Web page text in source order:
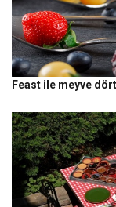
Feast ile meyve